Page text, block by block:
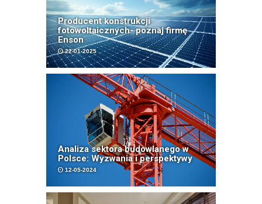
Producent konstrukcji
fotowoltaicznych- poznaj firmę
Enson
22-01-2025
Analiza sektora budowlanego w
Polsce: Wyzwania i perspektywy
12-05-2024